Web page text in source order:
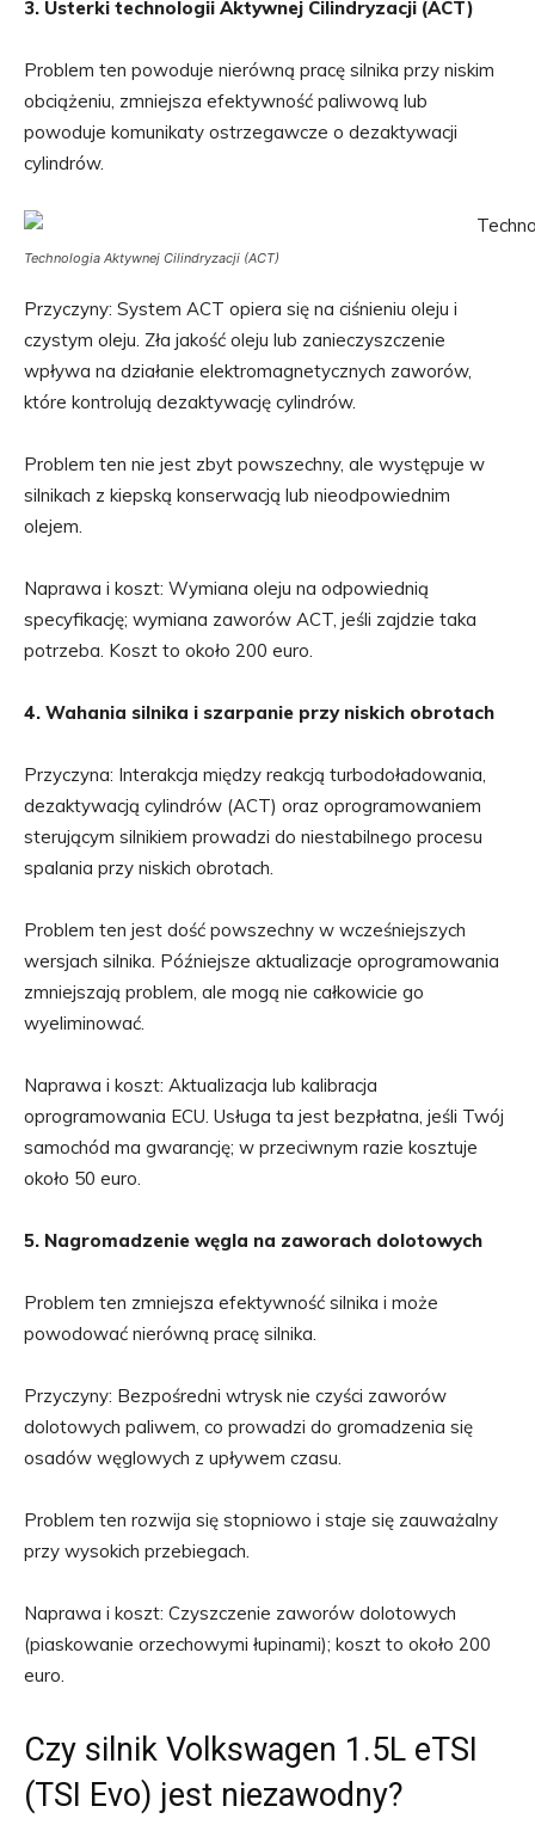
3. Usterki technologii Aktywnej Cilindryzacji (ACT)
Problem ten powoduje nierówną pracę silnika przy niskim
obciążeniu, zmniejsza efektywność paliwową lub
powoduje komunikaty ostrzegawcze o dezaktywacji
cylindrów.
Technologia Aktywnej Cilindryzacji (ACT)
Przyczyny: System ACT opiera się na ciśnieniu oleju i
czystym oleju. Zła jakość oleju lub zanieczyszczenie
wpływa na działanie elektromagnetycznych zaworów,
które kontrolują dezaktywację cylindrów.
Problem ten nie jest zbyt powszechny, ale występuje w
silnikach z kiepską konserwacją lub nieodpowiednim
olejem.
Naprawa i koszt: Wymiana oleju na odpowiednią
specyfikację; wymiana zaworów ACT, jeśli zajdzie taka
potrzeba. Koszt to około 200 euro.
4. Wahania silnika i szarpanie przy niskich obrotach
Przyczyna: Interakcja między reakcją turbodoładowania,
dezaktywacją cylindrów (ACT) oraz oprogramowaniem
sterującym silnikiem prowadzi do niestabilnego procesu
spalania przy niskich obrotach.
Problem ten jest dość powszechny w wcześniejszych
wersjach silnika. Późniejsze aktualizacje oprogramowania
zmniejszają problem, ale mogą nie całkowicie go
wyeliminować.
Naprawa i koszt: Aktualizacja lub kalibracja
oprogramowania ECU. Usługa ta jest bezpłatna, jeśli Twój
samochód ma gwarancję; w przeciwnym razie kosztuje
około 50 euro.
5. Nagromadzenie węgla na zaworach dolotowych
Problem ten zmniejsza efektywność silnika i może
powodować nierówną pracę silnika.
Przyczyny: Bezpośredni wtrysk nie czyści zaworów
dolotowych paliwem, co prowadzi do gromadzenia się
osadów węglowych z upływem czasu.
Problem ten rozwija się stopniowo i staje się zauważalny
przy wysokich przebiegach.
Naprawa i koszt: Czyszczenie zaworów dolotowych
(piaskowanie orzechowymi łupinami); koszt to około 200
euro.
Czy silnik Volkswagen 1.5L eTSI
(TSI Evo) jest niezawodny?